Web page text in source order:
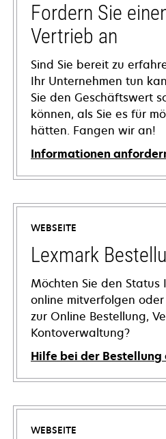
Fordern Sie
Vertrieb an
Sind Sie bereit zu
Ihr Unternehmen tun
Sie den Geschäftswert
können, als Sie es für
hätten. Fangen wir an!
Informationen
WEBSEITE
Lexmark
Möchten Sie den Status
online mitverfolgen
zur Online Bestellung,
Kontoverwaltung?
Hilfe bei der Bestellung
WEBSEITE